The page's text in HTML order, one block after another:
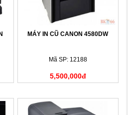
MÁY IN CŨ CANON 4580DW
Mã SP: 12188
5,500,000đ